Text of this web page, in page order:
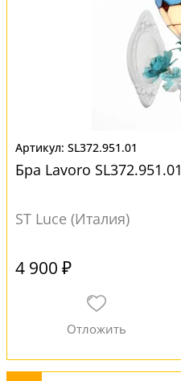
SL372.951.01
Бра Lavoro SL372.951.01
ST Luce (Италия)
4 900 ₽